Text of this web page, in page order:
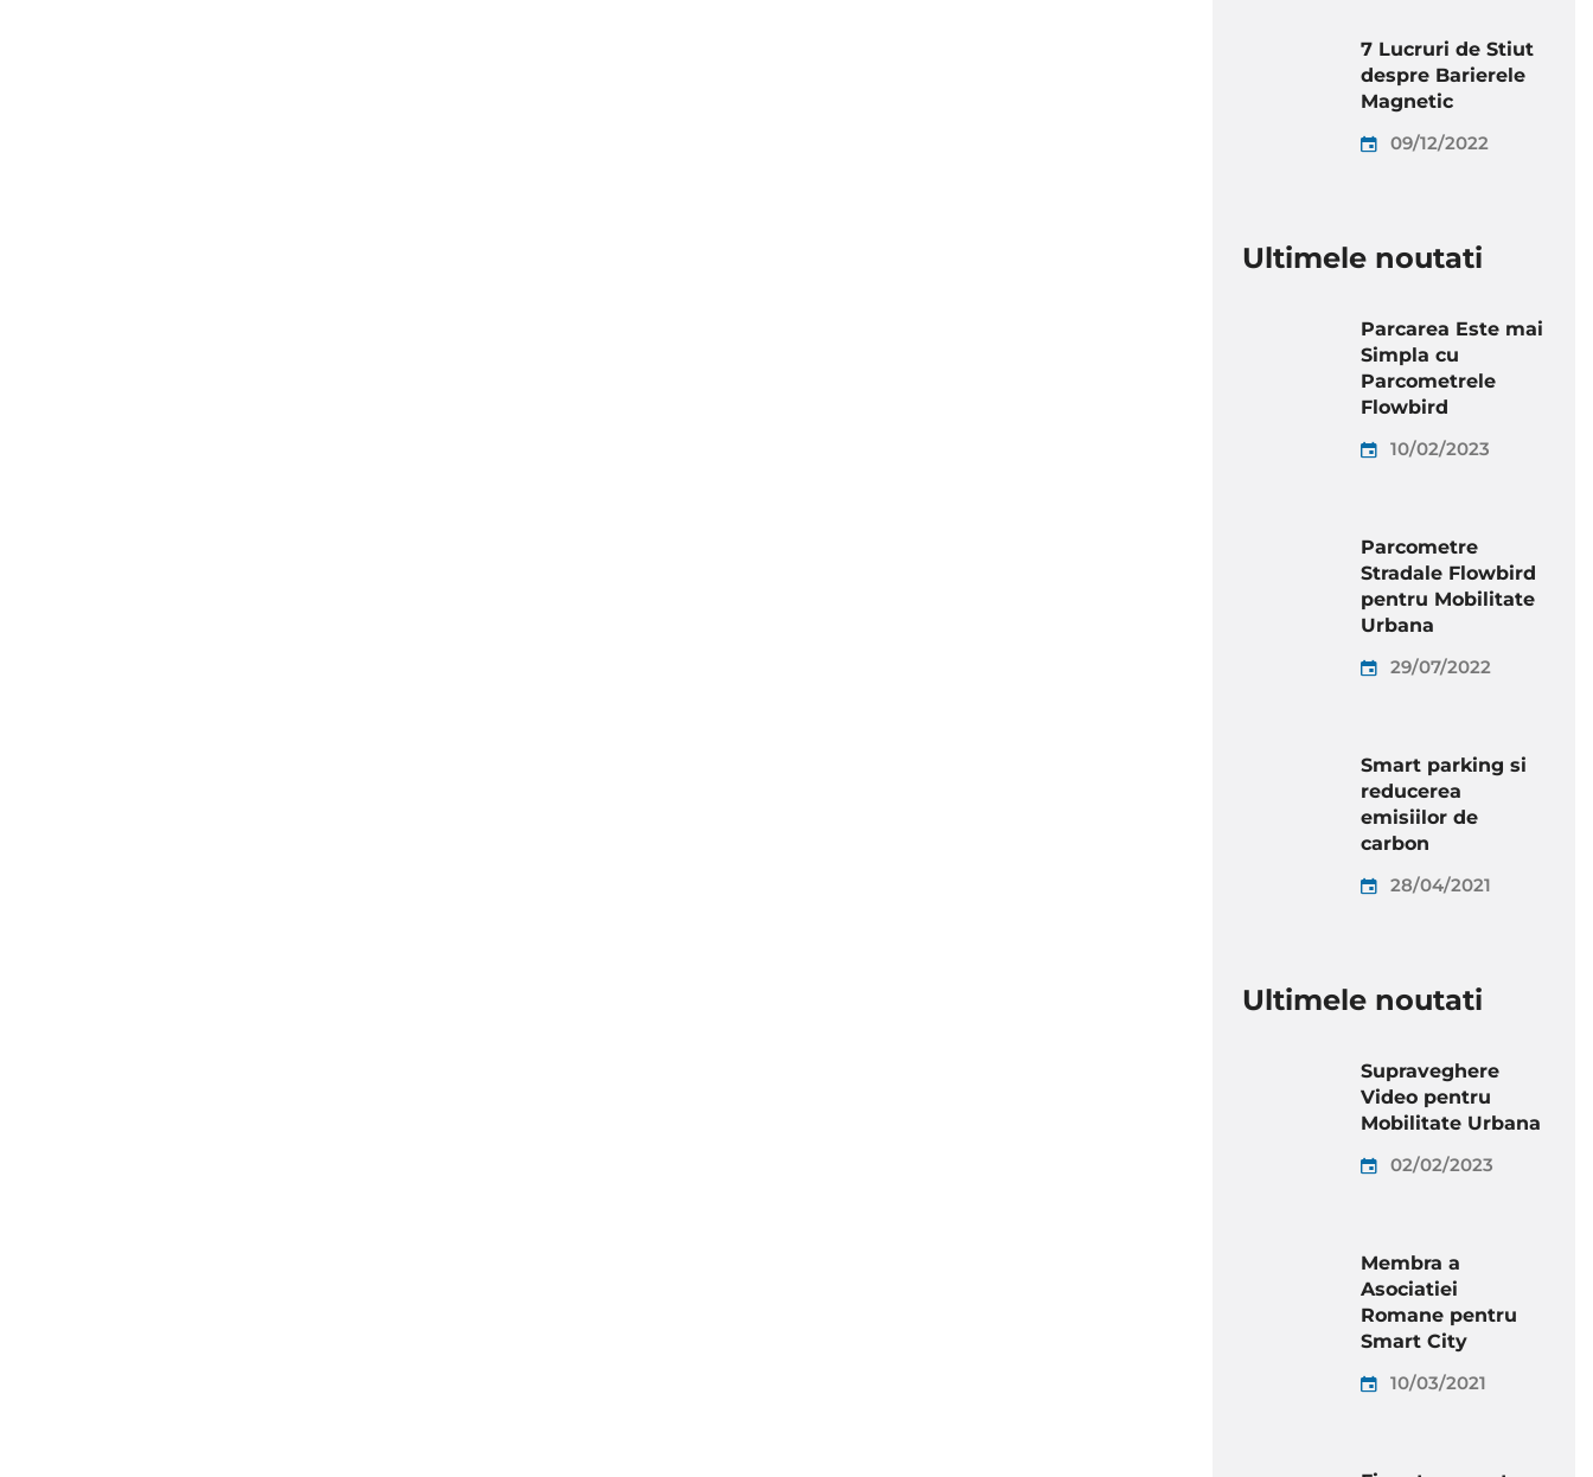
7 Lucruri de Stiut
despre Barierele
Magnetic
09/12/2022
Ultimele noutati
Parcarea Este mai
Simpla cu
Parcometrele
Flowbird
10/02/2023
Parcometre
Stradale Flowbird
pentru Mobilitate
Urbana
29/07/2022
Smart parking si
reducerea
emisiilor de
carbon
28/04/2021
Ultimele noutati
Supraveghere
Video pentru
Mobilitate Urbana
02/02/2023
Membra a
Asociatiei
Romane pentru
Smart City
10/03/2021